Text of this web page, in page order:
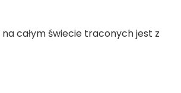
całym świecie traconych jest z